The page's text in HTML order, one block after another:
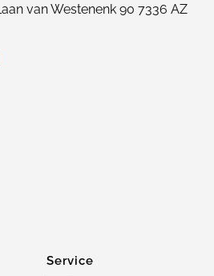
van Westenenk 90 7336 AZ
Service